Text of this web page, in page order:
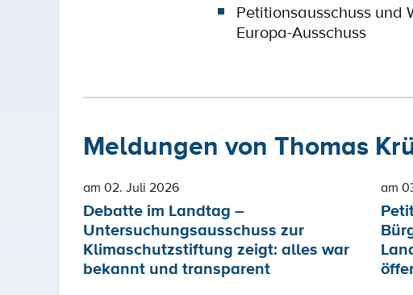
Petitionsausschuss und
Europa-Ausschuss
Meldungen von Thomas
am 02. Juli 2026
Debatte im Landtag –
Untersuchungsausschuss zur
Klimaschutzstiftung zeigt: alles war
bekannt und transparent
am